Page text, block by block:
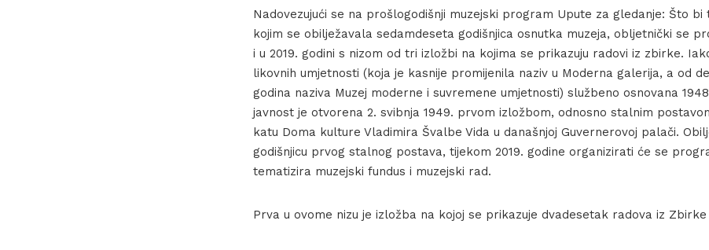
Nadovezujući se na prošlogodišnji muzejski program Upute za gledanje: Što bi
kojim se obilježavala sedamdeseta godišnjica osnutka muzeja, obljetnički se
i u 2019. godini s nizom od tri izložbi na kojima se prikazuju radovi iz zbirke.
likovnih umjetnosti (koja je kasnije promijenila naziv u Moderna galerija, a od
godina naziva Muzej moderne i suvremene umjetnosti) službeno osnovana
javnost je otvorena 2. svibnja 1949. prvom izložbom, odnosno stalnim
katu Doma kulture Vladimira Švalbe Vida u današnjoj Guvernerovoj palači.
godišnjicu prvog stalnog postava, tijekom 2019. godine organizirati će se
tematizira muzejski fundus i muzejski rad.
Prva u ovome nizu je izložba na kojoj se prikazuje dvadesetak radova iz